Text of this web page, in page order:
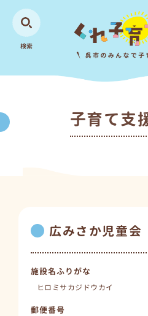
検索
子育て支
広みさか児童会
施設名ふりがな
ヒロミサカジドウカイ
郵便番号